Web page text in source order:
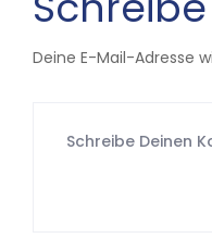
Deine E-Mail-Adresse